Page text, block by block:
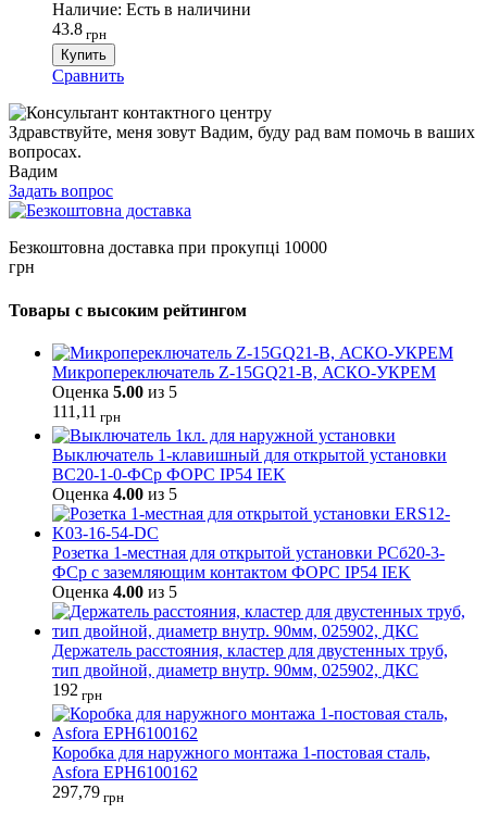
Наличие: Есть в наличини
43.8 грн
Купить
Сравнить
Здравствуйте, меня зовут Вадим, буду рад вам помочь в ваших
вопросах.
Вадим
Задать вопрос
Безкоштовна доставка при прокупці 10000
грн
Товары с высоким рейтингом
Микропереключатель Z-15GQ21-B, АСКО-УКРЕМ
Оценка 5.00 из 5
111,11 грн
Выключатель 1-клавишный для открытой установки
ВС20-1-0-ФСр ФОРС IP54 IEK
Оценка 4.00 из 5
Розетка 1-местная для открытой установки РСб20-3-
ФСр с заземляющим контактом ФОРС IP54 IEK
Оценка 4.00 из 5
Держатель расстояния, кластер для двустенных труб,
тип двойной, диаметр внутр. 90мм, 025902, ДКС
192 грн
Коробка для наружного монтажа 1-постовая сталь,
Asfora EPH6100162
297,79 грн